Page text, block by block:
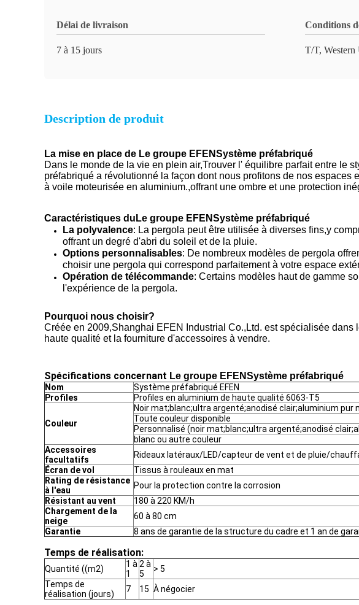
Délai de livraison
7 à 15 jours
Conditions
T/T,
Description de produit
La mise en place de Le groupe EFENSystème préfabriqué
Dans le monde de la vie en plein air,Trouver l' équilibre parfait entre le
préfabriqué a révolutionné la façon dont nous profitons de nos
à voile moteurisée en aluminium.,offrant une ombre et une protection
Caractéristiques du Le groupe EFENSystème préfabriqué
La polyvalence: La pergola peut être utilisée à diverses fins,y
offrant un degré d'abri du soleil et de la pluie.
Options personnalisables: De nombreux modèles de pergola
choisir une pergola qui correspond parfaitement à votre espace
Opération de télécommande: Certains modèles haut de gamme
l'expérience de la pergola.
Pourquoi nous choisir?
Créée en 2009,Shanghai EFEN Industrial Co., Ltd. est spécialisée dans
haute qualité et la fourniture d'accessoires à vendre.
Spécifications concernant Le groupe EFENSystème préfabriqué
Nom
Système préfabriqué EFEN
Profiles
Profiles en aluminium de haute qualité 6063-T5
Couleur
Noir mat;blanc;ultra argenté;anodisé clair;aluminium pur
Toute couleur disponible
Personnalisé (noir mat;blanc;ultra argenté;anodisé
blanc ou autre couleur
Accessoires
facultatifs
Rideaux latéraux/LED/capteur de vent et de pluie/
Écran de vol
Tissus à rouleaux en mat
Rating de résistance
à l'eau
Pour la protection contre la corrosion
Résistant au vent
180 à 220 KM/h
Chargement de la
neige
60 à 80 cm
Garantie
8 ans de garantie de la structure du cadre et 1 an de
Temps de réalisation:
Quantité ((m2)
1 à
1
2 à
5
> 5
Temps de
réalisation (jours)
7 15 À négocier